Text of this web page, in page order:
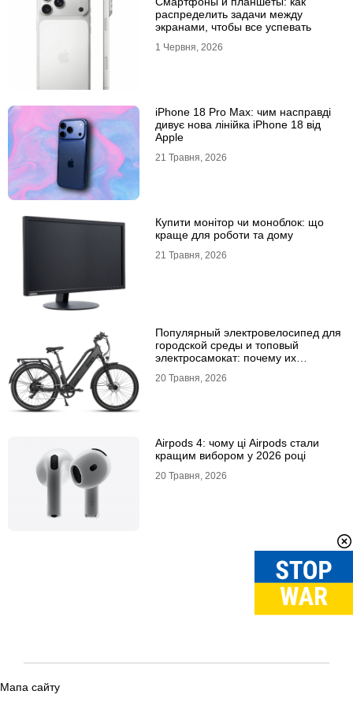
распределить задачи между
экранами, чтобы все успевать
1 Червня, 2026
iPhone 18 Pro Max: чим насправді
дивує нова лінійка iPhone 18 від
Apple
21 Травня, 2026
Купити монітор чи моноблок: що
краще для роботи та дому
21 Травня, 2026
Популярный электровелосипед для
городской среды и топовый
электросамокат: почему их
20 Травня, 2026
Airpods 4: чому ці Airpods стали
кращим вибором у 2026 році
20 Травня, 2026
Мапа сайту